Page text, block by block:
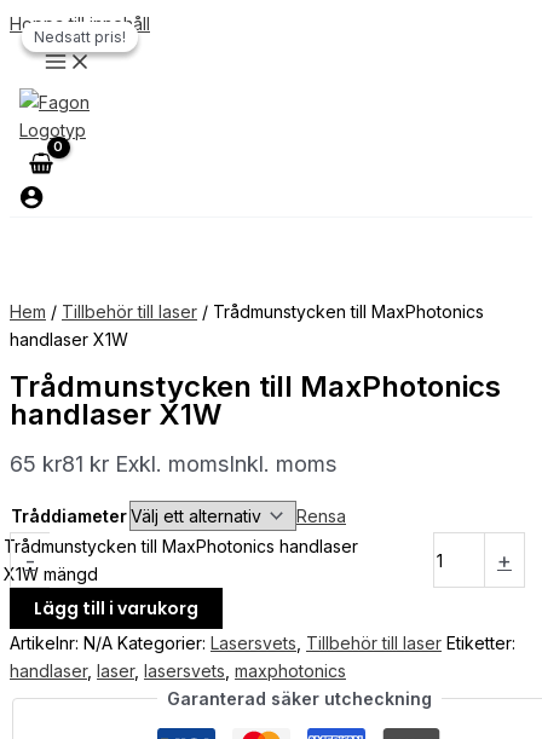
Hoppa till innehåll
Hem / Tillbehör till laser / Trådmunstycken till MaxPhotonics
handlaser X1W
Trådmunstycken till MaxPhotonics
handlaser X1W
65 kr81 kr Exkl. momsInkl. moms
Tråddiameter Rensa
-
Trådmunstycken till MaxPhotonics handlaser
X1W mängd
+
Lägg till i varukorg
Artikelnr: N/A Kategorier: Lasersvets Tillbehör till laser Etiketter:
handlaser, laser, lasersvets maxphotonics
Garanterad säker utcheckning
Nedsatt pris!
Nedsatt pris!